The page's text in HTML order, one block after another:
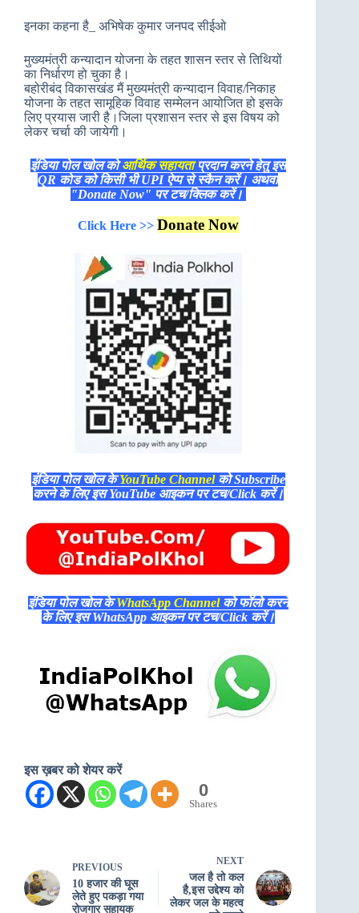
इनका कहना है_ अभिषेक कुमार जनपद सीईओ
मुख्यमंत्री कन्यादान योजना के तहत शासन स्तर से तिथियों
का निर्धारण हो चुका है।
बहोरीबंद विकासखंड मैं मुख्यमंत्री कन्यादान विवाह/निकाह
योजना के तहत सामूहिक विवाह सम्मेलन आयोजित हो इसके
लिए प्रयास जारी है।जिला प्रशासन स्तर से इस विषय को
लेकर चर्चा की जायेगी।
इंडिया पोल खोल कोआर्थिक सहायताप्रदान करने हेतु इस
QR कोड को किसी भी UPI ऐप्प से स्कैन करें। अथवा
"Donate Now" पर टच/क्लिक करें।
Click Here >> Donate Now
इंडिया पोल खोल केYouTube Channelको Subscribe
करने के लिए इस YouTube आइकन पर टच/Click करें।
इंडिया पोल खोल केWhatsApp Channelको फॉलो करने
के लिए इस WhatsApp आइकन पर टच/Click करें।
इस ख़बर को शेयर करें
0
Shares
PREVIOUS
10 हजार की घूस
लेते हुए पकड़ा गया
रोजगार सहायक
NEXT
जल है तो कल
है,इस उद्देश्य को
लेकर जल के महत्व